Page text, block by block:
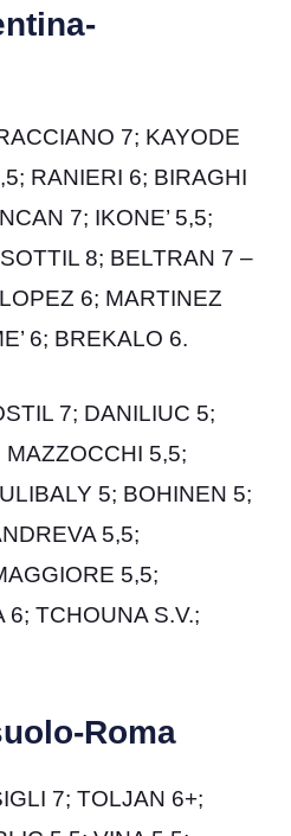
7; KAYODE
RANIERI 6; BIRAGHI
7; IKONE’ 5,5;
8; BELTRAN 7 –
6; MARTINEZ
6; BREKALO 6.
7; DANILIUC 5;
MAZZOCCHI 5,5;
5; BOHINEN 5;
5,5;
5,5;
6; TCHOUNA S.V.;
Roma
7; TOLJAN 6+;